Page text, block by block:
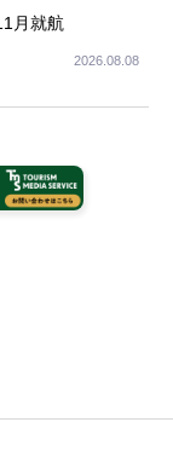
月就航
2026.08.08